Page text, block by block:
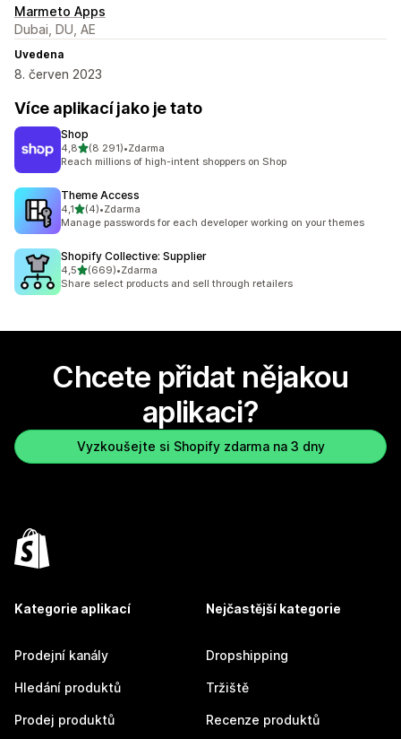
Marmeto Apps
Dubai, DU, AE
Uvedena
8. červen 2023
Více aplikací jako je tato
Shop
4,8z 5 hvězd
(8 291)
Celkový počet recenzí: 8291
•Zdarma
Reach millions of high-intent shoppers on Shop
Theme Access
4,1z 5 hvězd
(4)
Celkový počet recenzí: 4
•Zdarma
Manage passwords for each developer working on your themes
Shopify Collective: Supplier
4,5z 5 hvězd
(669)
Celkový počet recenzí: 669
•Zdarma
Share select products and sell through retailers
Chcete přidat nějakou
aplikaci?
Vyzkoušejte si Shopify zdarma na 3 dny
Kategorie aplikací
Prodejní kanály
Hledání produktů
Prodej produktů
Nejčastější kategorie
Dropshipping
Tržiště
Recenze produktů